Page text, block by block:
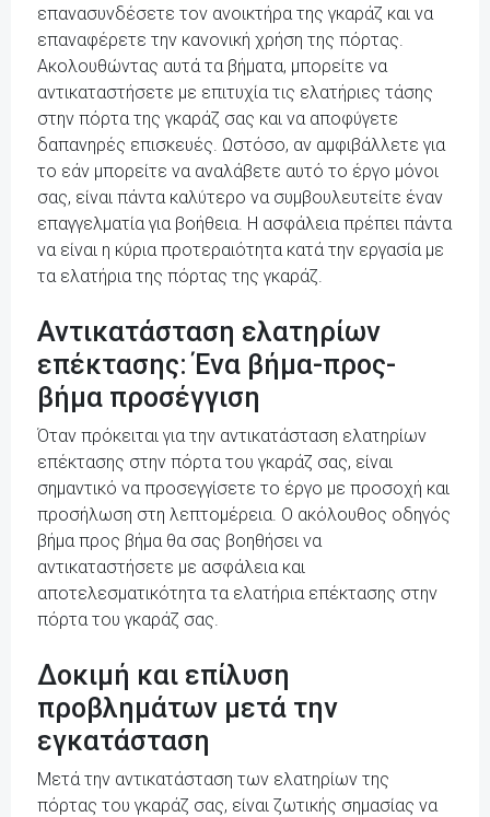
επανασυνδέσετε τον ανοικτήρα της γκαράζ και να
επαναφέρετε την κανονική χρήση της πόρτας.
Ακολουθώντας αυτά τα βήματα, μπορείτε να
αντικαταστήσετε με επιτυχία τις ελατήριες τάσης
στην πόρτα της γκαράζ σας και να αποφύγετε
δαπανηρές επισκευές. Ωστόσο, αν αμφιβάλλετε για
το εάν μπορείτε να αναλάβετε αυτό το έργο μόνοι
σας, είναι πάντα καλύτερο να συμβουλευτείτε έναν
επαγγελματία για βοήθεια. Η ασφάλεια πρέπει πάντα
να είναι η κύρια προτεραιότητα κατά την εργασία με
τα ελατήρια της πόρτας της γκαράζ.
Αντικατάσταση ελατηρίων
επέκτασης: Ένα βήμα-προς-
βήμα προσέγγιση
Όταν πρόκειται για την αντικατάσταση ελατηρίων
επέκτασης στην πόρτα του γκαράζ σας, είναι
σημαντικό να προσεγγίσετε το έργο με προσοχή και
προσήλωση στη λεπτομέρεια. Ο ακόλουθος οδηγός
βήμα προς βήμα θα σας βοηθήσει να
αντικαταστήσετε με ασφάλεια και
αποτελεσματικότητα τα ελατήρια επέκτασης στην
πόρτα του γκαράζ σας.
Δοκιμή και επίλυση
προβλημάτων μετά την
εγκατάσταση
Μετά την αντικατάσταση των ελατηρίων της
πόρτας του γκαράζ σας, είναι ζωτικής σημασίας να